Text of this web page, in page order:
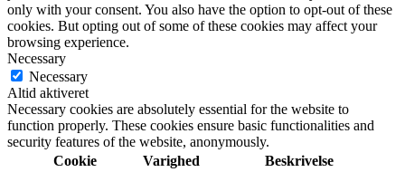
only with your consent. You also have the option to opt-out of these
cookies. But opting out of some of these cookies may affect your
browsing experience.
Necessary
Necessary
Altid aktiveret
Necessary cookies are absolutely essential for the website to
function properly. These cookies ensure basic functionalities and
security features of the website, anonymously.
Cookie
Varighed Beskrivelse